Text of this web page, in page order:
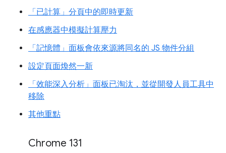
「已計算」分頁中的即時更新
在感應器中模擬計算壓力
「記憶體」面板會依來源將同名的 JS 物件分組
設定頁面煥然一新
「效能深入分析」面板已淘汰，並從開發人員工具中
移除
其他重點
Chrome 131